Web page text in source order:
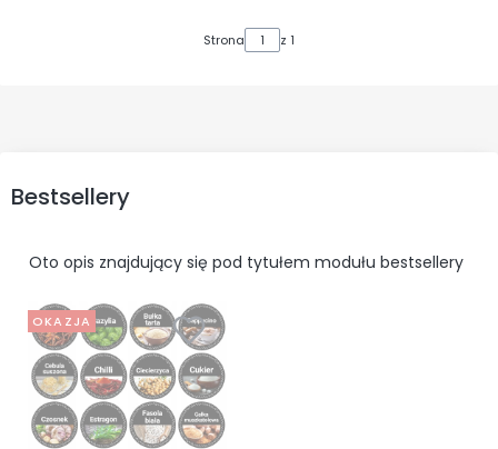
Strona z 1
Bestsellery
Oto opis znajdujący się pod tytułem modułu bestsellery
OKAZJA